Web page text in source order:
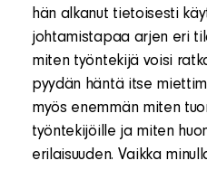
hän alkanut tietoisesti
johtamistapaa arjen eri
miten työntekijä voisi
pyydän häntä itse
myös enemmän miten
työntekijöille ja miten
erilaisuuden. Vaikka